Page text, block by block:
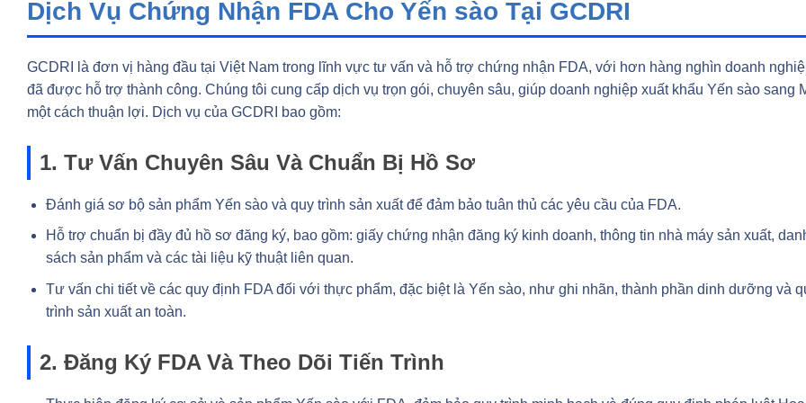
Dịch Vụ Chứng Nhận FDA Cho Yến sào Tại GCDRI
GCDRI là đơn vị hàng đầu tại Việt Nam trong lĩnh vực tư vấn và hỗ trợ chứng nhận FDA, với hơn hàng nghìn doanh
đã được hỗ trợ thành công. Chúng tôi cung cấp dịch vụ trọn gói, chuyên sâu, giúp doanh nghiệp xuất khẩu Yến sào sang
một cách thuận lợi. Dịch vụ của GCDRI bao gồm:
1. Tư Vấn Chuyên Sâu Và Chuẩn Bị Hồ Sơ
Đánh giá sơ bộ sản phẩm Yến sào và quy trình sản xuất để đảm bảo tuân thủ các yêu cầu của FDA.
Hỗ trợ chuẩn bị đầy đủ hồ sơ đăng ký, bao gồm: giấy chứng nhận đăng ký kinh doanh, thông tin nhà máy sản xuất,
sách sản phẩm và các tài liệu kỹ thuật liên quan.
Tư vấn chi tiết về các quy định FDA đối với thực phẩm, đặc biệt là Yến sào, như ghi nhãn, thành phần dinh dưỡng và
trình sản xuất an toàn.
2. Đăng Ký FDA Và Theo Dõi Tiến Trình